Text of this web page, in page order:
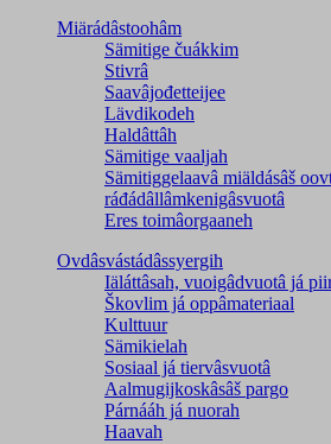
Miärádâstoohâm
Sämitige čuákkim
Stivrâ
Saavâjođetteijee
Lävdikodeh
Haldâttâh
Sämitige vaaljah
Sämitiggelaavâ miäldásâš
ráđádâllâmkenigâsvuotâ
Eres toimâorgaaneh
Ovdâsvástádâssyergih
Iäláttâsah, vuoigâdvuotâ já
Škovlim já oppâmateriaal
Kulttuur
Sämikielah
Sosiaal já tiervâsvuotâ
Aalmugijkoskâsâš pargo
Párnááh já nuorah
Haavah